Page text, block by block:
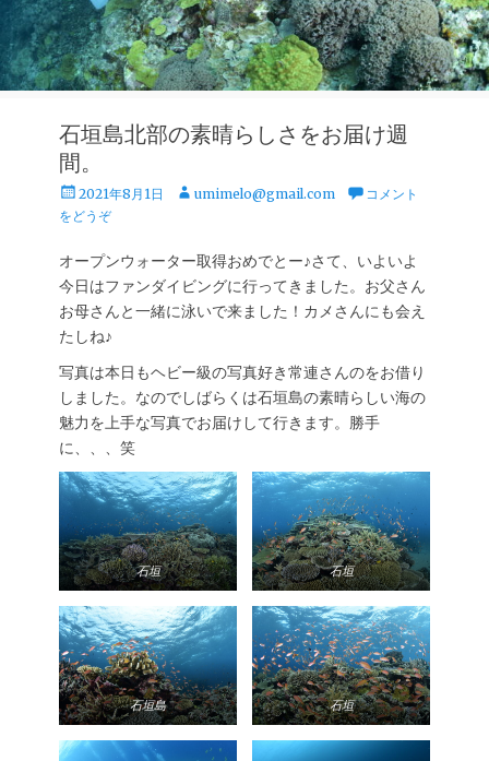
石垣島北部の素晴らしさをお届け週
間。
投
稿
2021年8月1日
投 umimelo@gmail.com
コメント
をどうぞ
オープンウォーター取得おめでとー♪さて、いよいよ
今日はファンダイビングに行ってきました。お父さん
お母さんと一緒に泳いで来ました！カメさんにも会え
たしね♪
写真は本日もヘビー級の写真好き常連さんのをお借り
しました。なのでしばらくは石垣島の素晴らしい海の
魅力を上手な写真でお届けして行きます。勝手
に、、、笑
石垣 石垣
石垣島 石垣